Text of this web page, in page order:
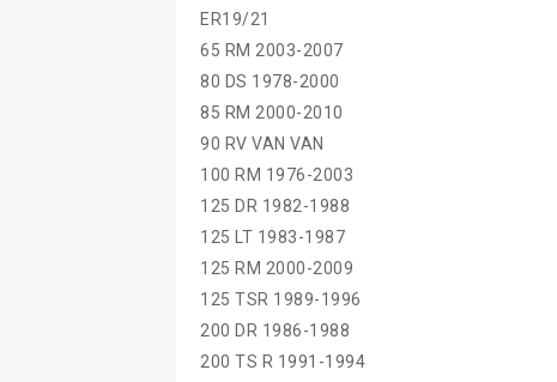
ER19/21
65 RM 2003-2007
80 DS 1978-2000
85 RM 2000-2010
90 RV VAN VAN
100 RM 1976-2003
125 DR 1982-1988
125 LT 1983-1987
125 RM 2000-2009
125 TSR 1989-1996
200 DR 1986-1988
200 TS R 1991-1994